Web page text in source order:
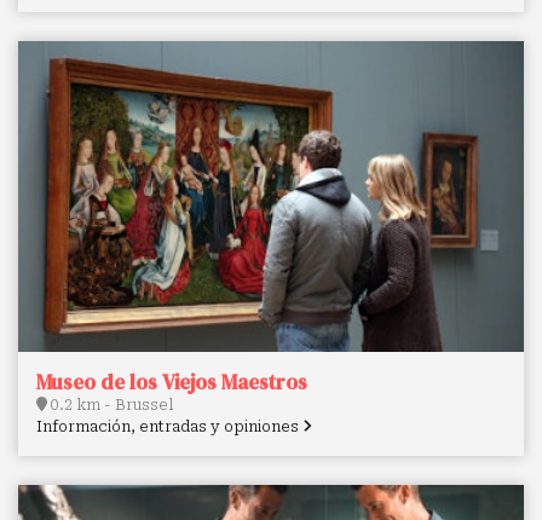
Museo de los Viejos Maestros
0.2 km - Brussel
Información, entradas y opiniones